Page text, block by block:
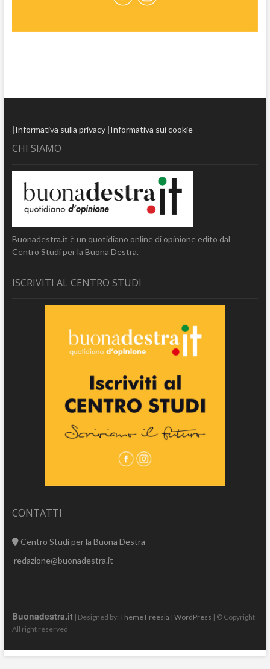
|Informativa sulla privacy|Informativa sui cookie
CHI SIAMO
Buonadestra.it è un quotidiano online di opinione edito dal
Centro Studi per la Buona Destra.
ISCRIVITI AL CENTRO STUDI
CONTATTI
Centro Studi per la Buona Destra
redazione@buonadestra.it
Buonadestra.it | Designed by: Theme Freesia | WordPress | © Copyright
All right reserved